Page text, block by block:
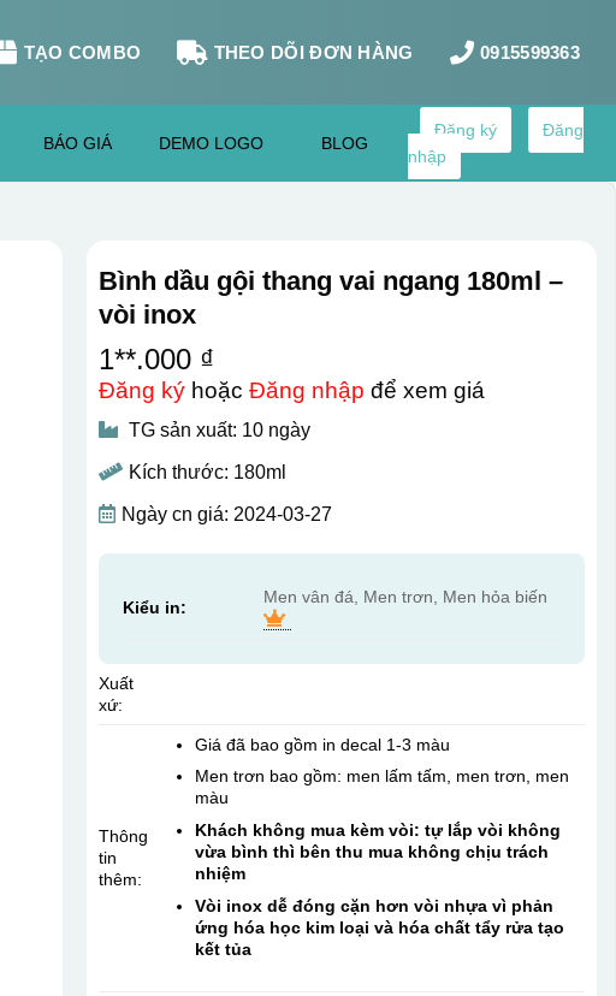
TẠO COMBO THEO DÕI ĐƠN HÀNG 0915599363
BÁO GIÁ DEMO LOGO BLOG
Đăng ký
Đăng
nhập
Bình dầu gội thang vai ngang 180ml –
vòi inox
1**.000 ₫
Đăng kýhoặc Đăng nhập để xem giá
TG sản xuất: 10 ngày
Kích thước: 180ml
Ngày cn giá: 2024-03-27
Kiểu in:
Men vân đá, Men trơn, Men hỏa biến
Xuất
xứ:
Thông
tin
thêm:
Giá đã bao gồm in decal 1-3 màu
Men trơn bao gồm: men lấm tấm, men trơn, men
màu
Khách không mua kèm vòi: tự lắp vòi không
vừa bình thì bên thu mua không chịu trách
nhiệm
Vòi inox dễ đóng cặn hơn vòi nhựa vì phản
ứng hóa học kim loại và hóa chất tẩy rửa tạo
kết tủa